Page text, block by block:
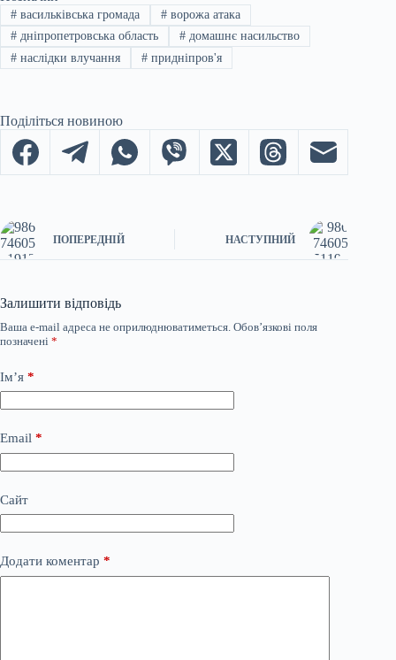
#васильківська громада #ворожа атака
#дніпропетровська область #домашнє насильство
#наслідки влучання #придніпров'я
Поділіться новиною
ПОПЕРЕДНІЙ НАСТУПНИЙ
Залишити відповідь
Ваша e-mail адреса не оприлюднюватиметься. Обов’язкові поля
позначені *
Ім’я *
Email *
Сайт
Додати коментар *